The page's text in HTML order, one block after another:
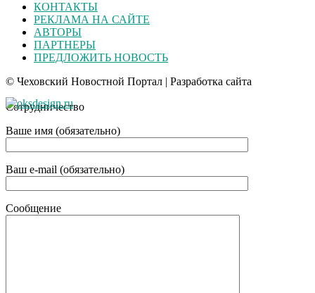
КОНТАКТЫ
РЕКЛАМА НА САЙТЕ
АВТОРЫ
ПАРТНЕРЫ
ПРЕДЛОЖИТЬ НОВОСТЬ
© Чеховский Новостной Портал | Разработка сайта
Сотрудничество
Ваше имя (обязательно)
Ваш e-mail (обязательно)
Сообщение